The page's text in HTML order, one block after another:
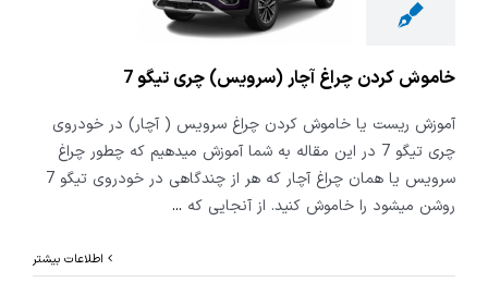
خاموش کردن چراغ آچار (سرویس) چری تیگو 7
آموزش ریست یا خاموش کردن چراغ سرویس ( آچار) در خودروی
چری تیگو 7 در این مقاله به شما آموزش میدهیم که چطور چراغ
سرویس یا همان چراغ آچار که هر از چندگاهی در خودروی تیگو 7
روشن میشود را خاموش کنید. از آنجایی که ...
اطلاعات بیشتر